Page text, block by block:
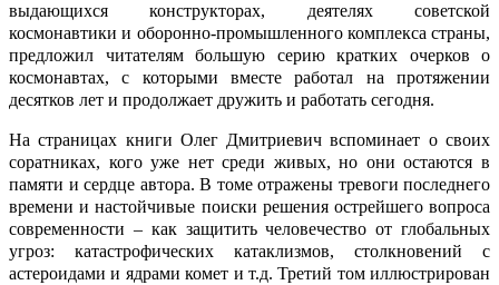
выдающихся конструкторах, деятелях советской
космонавтики и оборонно-промышленного ком­плекса страны,
предложил читателям большую серию кратких очерков о
космонавтах, с которы­ми вместе работал на протяжении
десятков лет и продолжает дружить и работать сегодня.
На страницах книги Олег Дмитриевич вспо­минает о своих
соратниках, кого уже нет среди живых, но они остаются в
памяти и сердце авто­ра. В томе отражены тревоги последнего
време­ни и настойчивые поиски решения острейшего вопроса
современности – как защитить челове­чество от глобальных
угроз: катастрофических катаклизмов, столкновений с
астероидами и ядрами комет и т.д. Третий том иллюстрирован